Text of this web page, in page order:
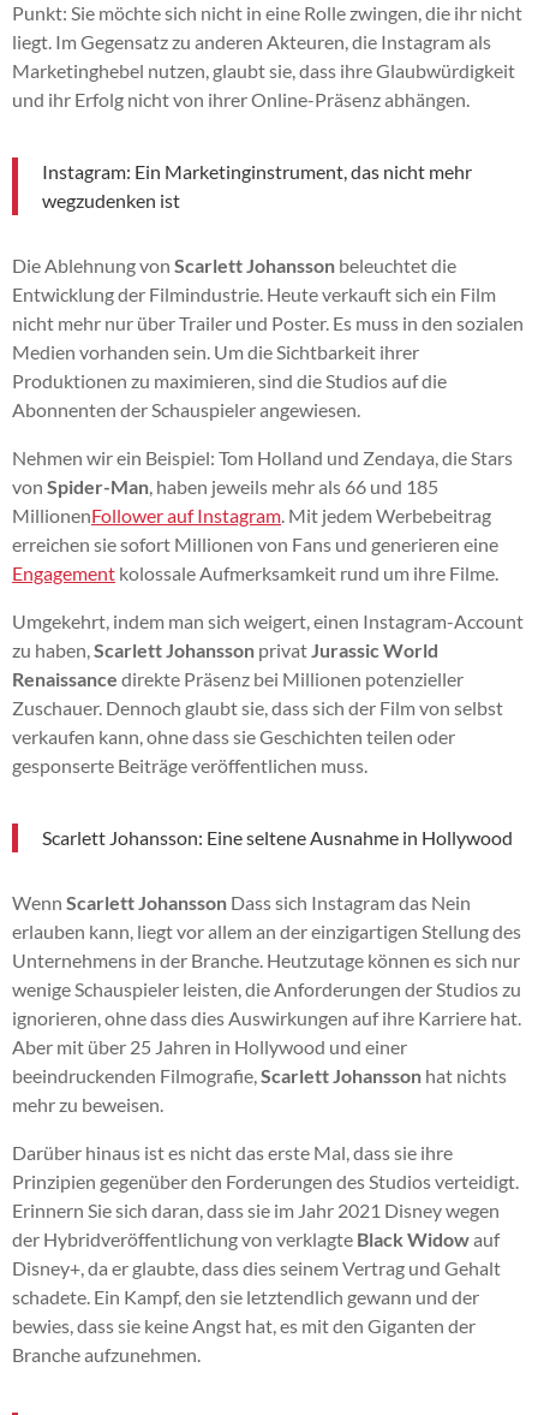
Punkt: Sie möchte sich nicht in eine Rolle zwingen, die ihr nicht
liegt. Im Gegensatz zu anderen Akteuren, die Instagram als
Marketinghebel nutzen, glaubt sie, dass ihre Glaubwürdigkeit
und ihr Erfolg nicht von ihrer Online-Präsenz abhängen.
Instagram: Ein Marketinginstrument, das nicht mehr
wegzudenken ist
Die Ablehnung von Scarlett Johansson beleuchtet die
Entwicklung der Filmindustrie. Heute verkauft sich ein Film
nicht mehr nur über Trailer und Poster. Es muss in den sozialen
Medien vorhanden sein. Um die Sichtbarkeit ihrer
Produktionen zu maximieren, sind die Studios auf die
Abonnenten der Schauspieler angewiesen.
Nehmen wir ein Beispiel: Tom Holland und Zendaya, die Stars
von Spider-Man , haben jeweils mehr als 66 und 185
MillionenFollower auf Instagram . Mit jedem Werbebeitrag
erreichen sie sofort Millionen von Fans und generieren eine
Engagement kolossale Aufmerksamkeit rund um ihre Filme.
Umgekehrt, indem man sich weigert, einen Instagram-Account
zu haben, Scarlett Johansson privat Jurassic World
Renaissance direkte Präsenz bei Millionen potenzieller
Zuschauer. Dennoch glaubt sie, dass sich der Film von selbst
verkaufen kann, ohne dass sie Geschichten teilen oder
gesponserte Beiträge veröffentlichen muss.
Scarlett Johansson: Eine seltene Ausnahme in Hollywood
Wenn Scarlett Johansson Dass sich Instagram das Nein
erlauben kann, liegt vor allem an der einzigartigen Stellung des
Unternehmens in der Branche. Heutzutage können es sich nur
wenige Schauspieler leisten, die Anforderungen der Studios zu
ignorieren, ohne dass dies Auswirkungen auf ihre Karriere hat.
Aber mit über 25 Jahren in Hollywood und einer
beeindruckenden Filmografie, Scarlett Johansson hat nichts
mehr zu beweisen.
Darüber hinaus ist es nicht das erste Mal, dass sie ihre
Prinzipien gegenüber den Forderungen des Studios verteidigt.
Erinnern Sie sich daran, dass sie im Jahr 2021 Disney wegen
der Hybridveröffentlichung von verklagte Black Widowauf
Disney+, da er glaubte, dass dies seinem Vertrag und Gehalt
schadete. Ein Kampf, den sie letztendlich gewann und der
bewies, dass sie keine Angst hat, es mit den Giganten der
Branche aufzunehmen.